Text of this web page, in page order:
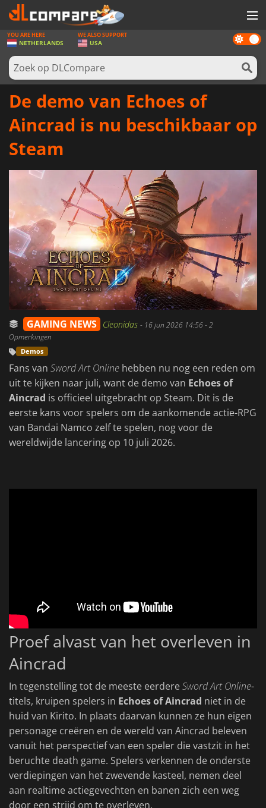
SPELLEN
GAME CARDS
SOFTWARE
Dark
mode
YOU ARE HERE
NETHERLANDS
WE ALSO SUPPORT
USA
De demo van Echoes of
Aincrad is nu beschikbaar op
Steam
GAMING NEWS Cleonidas - 16 jun 2026 14:56- 2
Opmerkingen
Demos
Fans van Sword Art Online hebben nu nog een reden om
uit te kijken naar juli, want de demo van Echoes of
Aincrad is officieel uitgebracht op Steam. Dit is de
eerste kans voor spelers om de aankomende actie-RPG
van Bandai Namco zelf te spelen, nog voor de
wereldwijde lancering op 10 juli 2026.
Proef alvast van het overleven in
Aincrad
In tegenstelling tot de meeste eerdereSword Art Online-
titels, kruipen spelers in Echoes of Aincrad niet in de
huid van Kirito. In plaats daarvan kunnen ze hun eigen
personage creëren en de wereld van Aincrad beleven
vanuit het perspectief van een speler die vastzit in het
beruchte death game. Spelers verkennen de onderste
verdiepingen van het zwevende kasteel, nemen deel
aan realtime actiegevechten en banen zich een weg
door een strijd om te overleven.